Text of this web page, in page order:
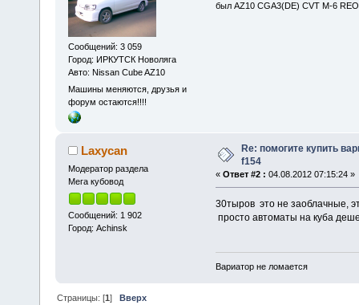
Сообщений: 3 059
Город: ИРКУТСК Новоляга
Авто: Nissan Cube AZ10
Машины меняются, друзья и
форум остаются!!!!
был AZ10 CGA3(DE) CVT M-6
Laxycan
Модератор раздела
Мега кубовод
Сообщений: 1 902
Город: Achinsk
Re: помогите купить
f154
« Ответ #2 : 04.08.2012 07:15:24 »
30тыров это не заоблачные,
просто автоматы на куба
Вариатор не ломается
Страницы: [1] Вверх